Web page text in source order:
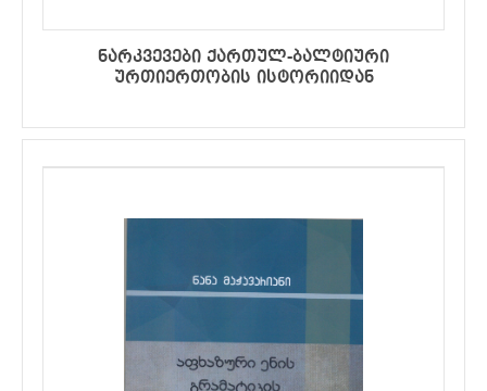
ნარკვევები ქართულ-ბალტიური
ურთიერთობის ისტორიიდან